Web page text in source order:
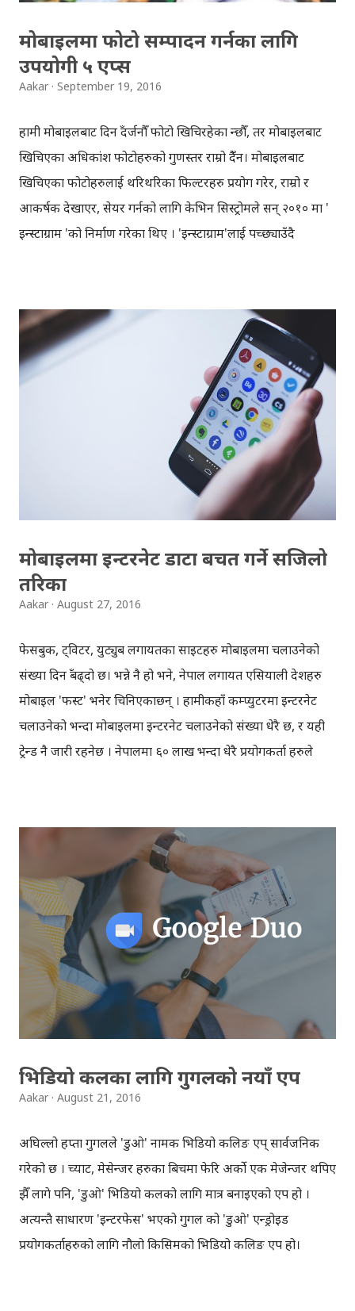
मोबाइलमा फोटो सम्पादन गर्नका लागि
उपयोगी ५ एप्स
Aakar September 19, 2016
हामी मोबाइलबाट दिनहुँ दर्जनौँ फोटो खिचिरहेका हुन्छौँ, तर मोबाइलबाट
खिचिएका अधिकांश फोटोहरुको गुणस्तर राम्रो हुँदैन। मोबाइलबाट
खिचिएका फोटोहरुलाई थरिथरिका फिल्टरहरु प्रयोग गरेर, राम्रो र
आकर्षक देखाएर, सेयर गर्नको लागि केभिन सिस्ट्रोमले सन् २०१० मा '
इन्स्टाग्राम 'को निर्माण गरेका थिए । 'इन्स्टाग्राम'लाई पच्छ्याउँदै
ब्लगमा फोटो सम्पादन गर्न सरल र सहज बनाउने ५ मोबाइल
एप्सहरुबारे चर्चा गर्दैछु। १) स्न्यापसिड स्न्यापसिडमा फोटो सम्पादनका
लागि चाहिने आधारभूत सबै 'फिचर'हरु उपलब्ध छ। स्न्यापसिडमा
'टुल्स' र 'फिल्टर्स' गरेर फोटो सम्पादनलाई दुई भागमा बाँडिएको छ ।
स्न्यापसिडको 'टुल्स' प्रयोग गरेर, आफूलाई चाहिएको जस्तो फोटो
बनाउन सकिन्छ । फोटोमा विशेष रुची हुनेले स्न्यापसिडको 'टुल्स' चलाउन
(सिक्न) जरुरी छ । तपाई सामान्य प्रयोगकर्ता हो, र 'म्यानुअल' मोडमा
काम गर्न गाह्रो लाग्छ भने स्न्यापसिडको 'फिल्टर्स' ल...
मोबाइलमा इन्टरनेट डाटा बचत गर्ने सजिलो
तरिका
Aakar August 27, 2016
फेसबुक, ट्विटर, युट्युब लगायतका साइटहरु मोबाइलमा चलाउनेको
संख्या दिनहुँ बढ्दो छ। भन्ने नै हो भने, नेपाल लगायत एसियाली देशहरु
मोबाइल 'फस्ट' भनेर चिनिएकाछन् । हामीकहाँ कम्प्युटरमा इन्टरनेट
चलाउनेको भन्दा मोबाइलमा इन्टरनेट चलाउनेको संख्या धेरै छ, र यही
ट्रेन्ड नै जारी रहनेछ । नेपालमा ६० लाख भन्दा धेरै प्रयोगकर्ता हरुले
थ्रिजीको राम्रो पहुँच छ भन्दा फरक नपर्ला । तर एनसेल, एनटिसी
लगायतका डाटा प्रयोगकर्ताहरुको एउटै गुनासो हुन्छ, डाटाले पैसो स्वाहा
पार्‍यो, केही चलाएकै हुन्न, त्यही नि पैसो जान्छ आदि इत्यादि । त्यसो त
नेपालका अन्य इन्टरनेट सेवा प्रदयाक (आइएसपी)हरुले पनि 'भोल्युम
बेस्ड' इन्टरनेट सेवा दिइरहेकाछन्, डाटा हुन्जेल छिटो चल्ने फेसबुक ,
ट्विटर , युट्युब आदि, हाइस्पिड डाटा सक्किएपछि ढिलो चल्न थाल्छन् ।
वाइफाइ प्रयोगकर्ताहरु पनि मोबाइल मा विभिन्न साइट र एप्सहरु
चलाइरहेका हुन्छन्, तर प्रयोगकर्ताहरु वाइफाइ चलाउँदा, मोबाइल डाटा
चलाउँदा जस्तो चनाखो द...
भिडियो कलका लागि गुगलको नयाँ एप
Aakar August 21, 2016
अघिल्लो हप्ता गुगलले 'डुओ' नामक भिडियो कलिङ एप् सार्वजनिक
गरेको छ । च्याट, मेसेन्जर हरुका बिचमा फेरि अर्को एक मेजेन्जर थपिए
झैँ लागे पनि, 'डुओ' भिडियो कलको लागि मात्र बनाइएको एप हो ।
अत्यन्तै साधारण 'इन्टरफेस' भएको गुगल को 'डुओ' एन्ड्रोइड
प्रयोगकर्ताहरुको लागि नौलो किसिमको भिडियो कलिङ एप हो।